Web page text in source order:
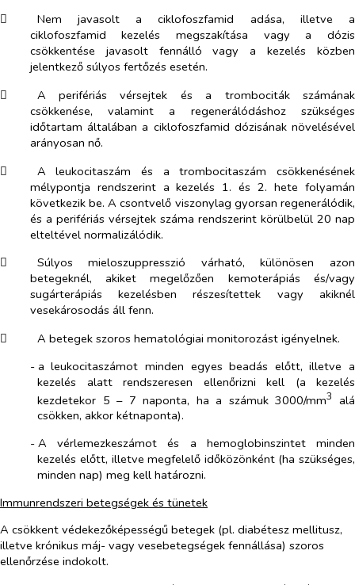
​
Nem javasolt a ciklofoszfamid adása, illetve a
ciklofoszfamid kezelés megszakítása vagy a dózis
csökkentése javasolt fennálló vagy a kezelés közben
jelentkező súlyos fertőzés esetén.
​
A perifériás vérsejtek és a trombociták számának
csökkenése, valamint a regenerálódáshoz szükséges
időtartam általában a ciklofoszfamid dózisának növelésével
arányosan nő.
​
A leukocitaszám és a trombocitaszám csökkenésének
mélypontja rendszerint a kezelés 1. és 2. hete folyamán
következik be. A csontvelő viszonylag gyorsan regenerálódik,
és a perifériás vérsejtek száma rendszerint körülbelül 20 nap
elteltével normalizálódik.
​
Súlyos mieloszuppresszió várható, különösen azon
betegeknél, akiket megelőzően kemoterápiás és/vagy
sugárterápiás kezelésben részesítettek vagy akiknél
vesekárosodás áll fenn.
​
A betegek szoros hematológiai monitorozást igényelnek.
-​ a leukocitaszámot minden egyes beadás előtt, illetve a
kezelés alatt rendszeresen ellenőrizni kell (a kezelés
kezdetekor 5 – 7 naponta, ha a számuk 3000/mm3
alá
csökken, akkor kétnaponta).
-​ A vérlemezkeszámot és a hemoglobinszintet minden
kezelés előtt, illetve megfelelő időközönként (ha szükséges,
minden nap) meg kell határozni.
Immunrendszeri betegségek és tünetek
A csökkent védekezőképességű betegek (pl. diabétesz mellitusz,
illetve krónikus máj- vagy vesebetegségek fennállása) szoros
ellenőrzése indokolt.